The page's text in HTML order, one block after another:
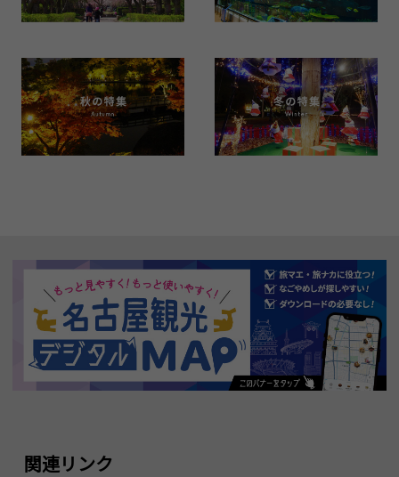
関連リンク